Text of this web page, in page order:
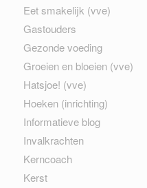
Eet smakelijk (vve)
Gastouders
Gezonde voeding
Groeien en bloeien (vve)
Hatsjoe! (vve)
Hoeken (inrichting)
Informatieve blog
Invalkrachten
Kerncoach
Kerst